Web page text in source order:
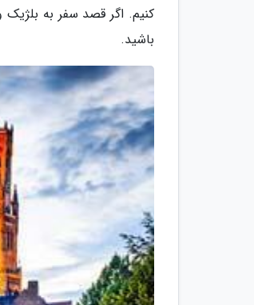
کنیم. اگر قصد سفر به بلژیک
باشید.